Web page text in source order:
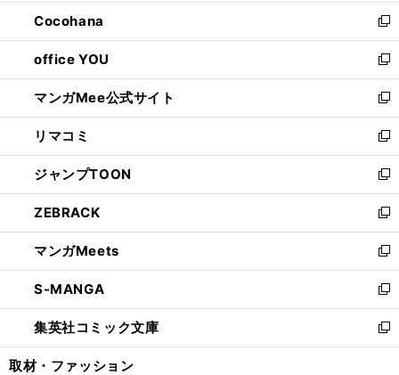
く
で
開
く
ン
ド
ウ
で
開
く
し
い
ウ
ィ
ン
ド
ウ
で
開
く
Cocohana
新
し
い
ウ
ィ
ン
ド
ウ
で
開
く
office YOU
新
し
い
ウ
ィ
ン
ド
ウ
で
開
く
マンガMee公式サイト
新
し
い
ウ
ィ
ン
ド
ウ
で
開
く
リマコミ
新
し
い
ウ
ィ
ン
ド
ウ
で
開
く
ジャンプTOON
新
し
い
ウ
ィ
ン
ド
ウ
で
開
ZEBRACK
新
し
い
ウ
ィ
ン
ド
ウ
マンガMeets
新
し
い
ウ
ィ
ン
S-MANGA
新
し
い
ウ
集英社コミック文庫
新
し
取材・ファッション